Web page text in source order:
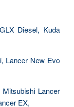
Diesel, Kuda
Lancer New Evo
Lancer
EX,